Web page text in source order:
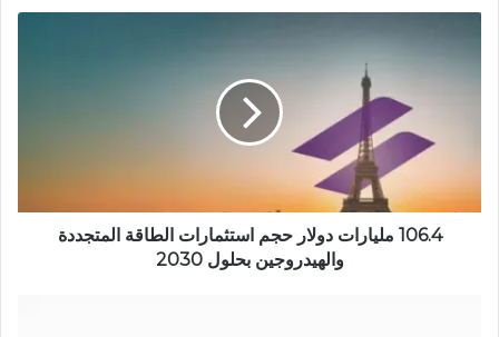
ع
و
ب
106.4 مليارات دولار حجم استثمارات الطاقة المتجددة
والهيدروجين بحلول 2030